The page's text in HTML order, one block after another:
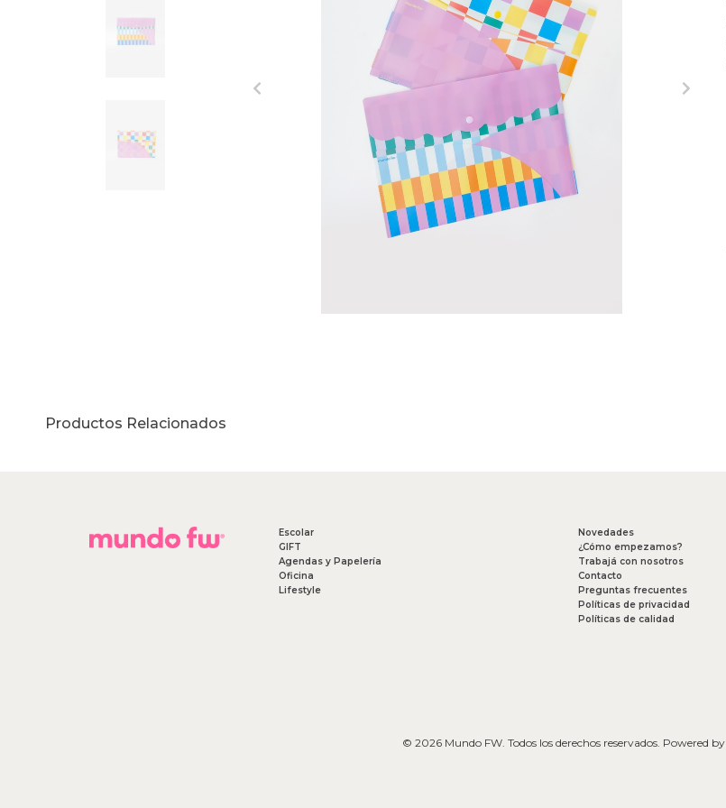
Productos Relacionados
Escolar
GIFT
Agendas y Papelería
Oficina
Lifestyle
Novedades
¿Cómo empezamos?
Trabajá con nosotros
Contacto
Preguntas frecuentes
Políticas de privacidad
Políticas de calidad
© 2026 Mundo FW. Todos los derechos reservados. Powered by